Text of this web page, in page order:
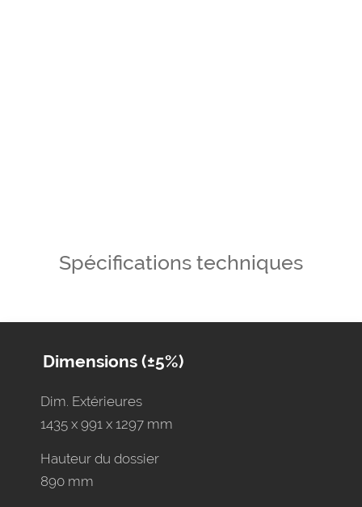
Spécifications techniques
Dimensions (±5%)
Dim. Extérieures
1435 x 991 x 1297 mm
Hauteur du dossier
890 mm